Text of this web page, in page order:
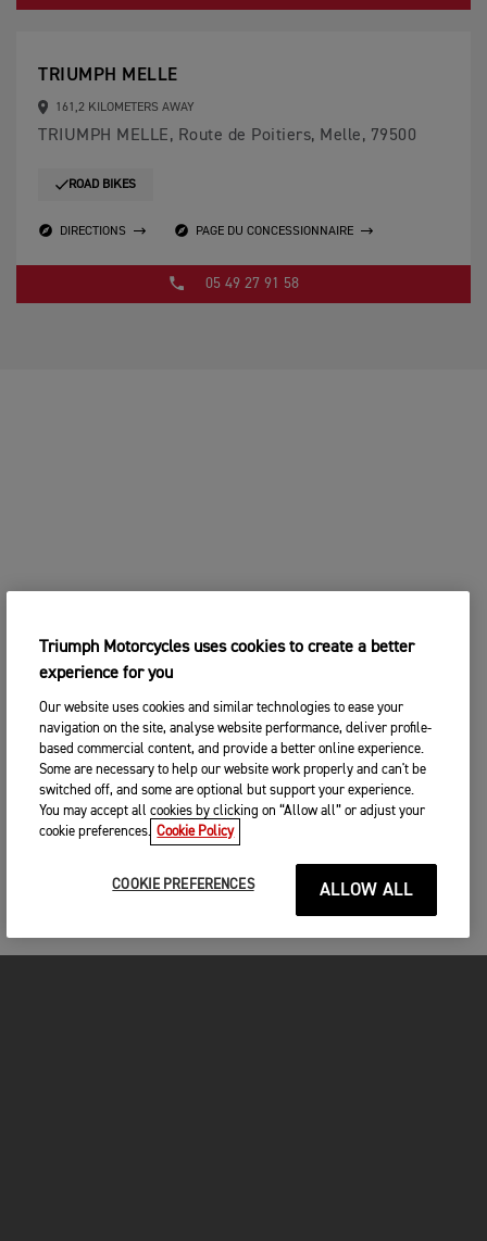
TRIUMPH MELLE
161,2 KILOMETERS AWAY
TRIUMPH MELLE, Route de Poitiers, Melle, 79500
ROAD BIKES
DIRECTIONS PAGE DU CONCESSIONNAIRE
05 49 27 91 58
Triumph Motorcycles uses cookies to create a better
experience for you
Our website uses cookies and similar technologies to ease your
navigation on the site, analyse website performance, deliver profile-
based commercial content, and provide a better online experience.
Some are necessary to help our website work properly and can't be
switched off, and some are optional but support your experience.
You may accept all cookies by clicking on “Allow all” or adjust your
cookie preferences. Cookie Policy
COOKIE PREFERENCES ALLOW ALL